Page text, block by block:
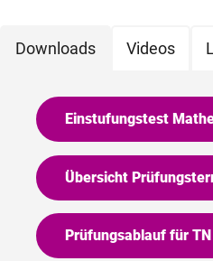
Downloads Videos
Einstufungstest
Übersicht
Prüfungsablauf für TN